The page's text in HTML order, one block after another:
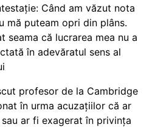
Când am văzut nota
mă puteam opri din plâns.
seama că lucrarea mea nu a
în adevăratul sens al
profesor de la Cambridge
în urma acuzațiilor că ar
ar fi exagerat în privința